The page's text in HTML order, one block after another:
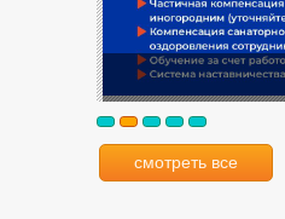
смотреть все